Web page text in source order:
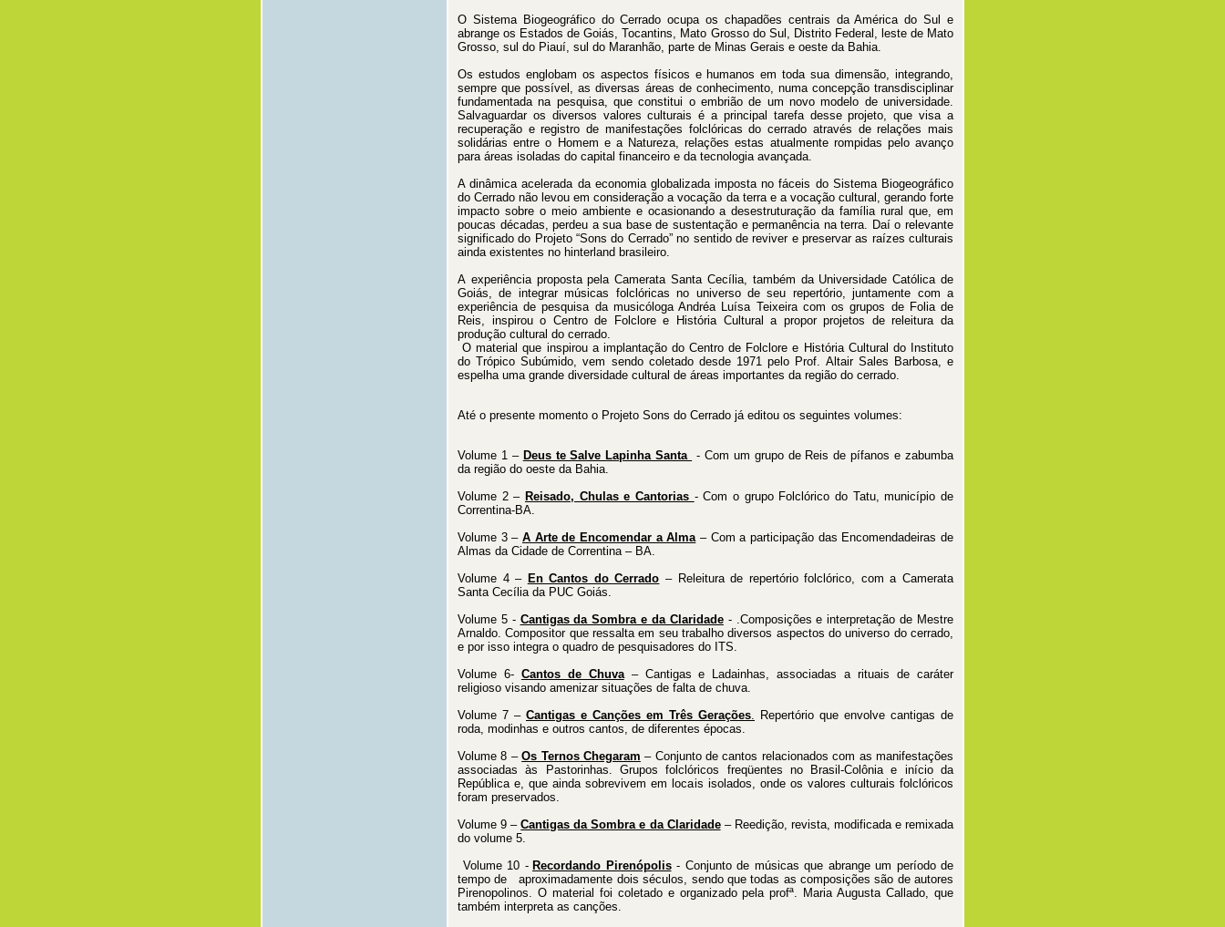
O Sistema Biogeográfico do Cerrado ocupa os chapadões centrais da América do Sul e
abrange os Estados de Goiás, Tocantins, Mato Grosso do Sul, Distrito Federal, leste de Mato
Grosso, sul do Piauí, sul do Maranhão, parte de Minas Gerais e oeste da Bahia.
Os estudos englobam os aspectos físicos e humanos em toda sua dimensão, integrando,
sempre que possível, as diversas áreas de conhecimento, numa concepção transdisciplinar
fundamentada na pesquisa, que constitui o embrião de um novo modelo de universidade.
Salvaguardar os diversos valores culturais é a principal tarefa desse projeto, que visa a
recuperação e registro de manifestações folclóricas do cerrado através de relações mais
solidárias entre o Homem e a Natureza, relações estas atualmente rompidas pelo avanço
para áreas isoladas do capital financeiro e da tecnologia avançada.
A dinâmica acelerada da economia globalizada imposta no fáceis do Sistema Biogeográfico
do Cerrado não levou em consideração a vocação da terra e a vocação cultural, gerando forte
impacto sobre o meio ambiente e ocasionando a desestruturação da família rural que, em
poucas décadas, perdeu a sua base de sustentação e permanência na terra. Daí o relevante
significado do Projeto “Sons do Cerrado” no sentido de reviver e preservar as raízes culturais
ainda existentes no hinterland brasileiro.
A experiência proposta pela Camerata Santa Cecília, também da Universidade Católica de
Goiás, de integrar músicas folclóricas no universo de seu repertório, juntamente com a
experiência de pesquisa da musicóloga Andréa Luísa Teixeira com os grupos de Folia de
Reis, inspirou o Centro de Folclore e História Cultural a propor projetos de releitura da
produção cultural do cerrado.
O material que inspirou a implantação do Centro de Folclore e História Cultural do Instituto
do Trópico Subúmido, vem sendo coletado desde 1971 pelo Prof. Altair Sales Barbosa, e
espelha uma grande diversidade cultural de áreas importantes da região do cerrado.
Até o presente momento o Projeto Sons do Cerrado já editou os seguintes volumes:
Volume 1 – Deus te Salve Lapinha Santa - Com um grupo de Reis de pífanos e zabumba
da região do oeste da Bahia.
Volume 2 – Reisado, Chulas e Cantorias - Com o grupo Folclórico do Tatu, município de
Correntina-BA.
Volume 3 – A Arte de Encomendar a Alma– Com a participação das Encomendadeiras de
Almas da Cidade de Correntina – BA.
Volume 4 – En Cantos do Cerrado – Releitura de repertório folclórico, com a Camerata
Santa Cecília da PUC Goiás.
Volume 5 - Cantigas da Sombra e da Claridade- .Composições e interpretação de Mestre
Arnaldo. Compositor que ressalta em seu trabalho diversos aspectos do universo do cerrado,
e por isso integra o quadro de pesquisadores do ITS.
Volume 6- Cantos de Chuva– Cantigas e Ladainhas, associadas a rituais de caráter
religioso visando amenizar situações de falta de chuva.
Volume 7 – Cantigas e Canções em Três Gerações. Repertório que envolve cantigas de
roda, modinhas e outros cantos, de diferentes épocas.
Volume 8 –Os Ternos Chegaram – Conjunto de cantos relacionados com as manifestações
associadas às Pastorinhas. Grupos folclóricos freqüentes no Brasil-Colônia e início da
República e, que ainda sobrevivem em locais isolados, onde os valores culturais folclóricos
foram preservados.
Volume 9 –Cantigas da Sombra e da Claridade – Reedição, revista, modificada e remixada
do volume 5.
Volume 10 - Recordando Pirenópolis- Conjunto de músicas que abrange um período de
tempo de aproximadamente dois séculos, sendo que todas as composições são de autores
Pirenopolinos. O material foi coletado e organizado pela profª. Maria Augusta Callado, que
também interpreta as canções.